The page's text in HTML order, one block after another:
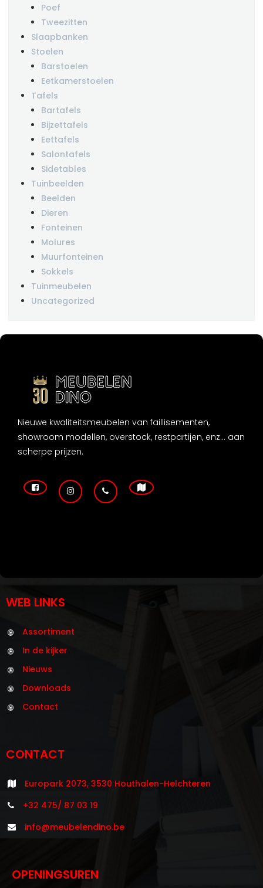
Poef
Tweezitten
Slaapbanken
Stoelen
Barstoelen
Eetkamerstoelen
Tafels
Bartafels
Bijzettafels
Eettafels
Salontafels
Sidetables
Tuinbeelden
Beelden
Dieren
Fonteinen
Molures
Muurfonteinen
Sokkels
Tuinmeubelen
Uncategorized
Nieuwe kwaliteitsmeubelen van faillisementen,
showroom modellen, overstock, restpartijen, enz... aan
scherpe prijzen.
WEB LINKS
Assortiment
In de kijker
Nieuws
Downloads
Contact
CONTACT
Europark 2073, 3530 Houthalen-Helchteren
+32 475/ 87 03 19
info@meubelendino.be
OPENINGSUREN